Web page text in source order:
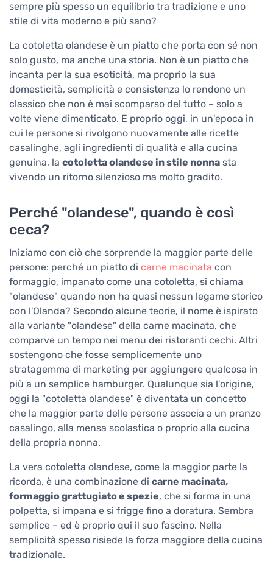
sempre più spesso un equilibrio tra tradizione e uno
stile di vita moderno e più sano?
La cotoletta olandese è un piatto che porta con sé non
solo gusto, ma anche una storia. Non è un piatto che
incanta per la sua esoticità, ma proprio la sua
domesticità, semplicità e consistenza lo rendono un
classico che non è mai scomparso del tutto – solo a
volte viene dimenticato. E proprio oggi, in un'epoca in
cui le persone si rivolgono nuovamente alle ricette
casalinghe, agli ingredienti di qualità e alla cucina
genuina, la cotoletta olandese in stile nonna sta
vivendo un ritorno silenzioso ma molto gradito.
Perché "olandese", quando è così
ceca?
Iniziamo con ciò che sorprende la maggior parte delle
persone: perché un piatto di carne macinata con
formaggio, impanato come una cotoletta, si chiama
"olandese" quando non ha quasi nessun legame storico
con l'Olanda? Secondo alcune teorie, il nome è ispirato
alla variante "olandese" della carne macinata, che
comparve un tempo nei menu dei ristoranti cechi. Altri
sostengono che fosse semplicemente uno
stratagemma di marketing per aggiungere qualcosa in
più a un semplice hamburger. Qualunque sia l'origine,
oggi la "cotoletta olandese" è diventata un concetto
che la maggior parte delle persone associa a un pranzo
casalingo, alla mensa scolastica o proprio alla cucina
della propria nonna.
La vera cotoletta olandese, come la maggior parte la
ricorda, è una combinazione di carne macinata,
formaggio grattugiato e spezie, che si forma in una
polpetta, si impana e si frigge fino a doratura. Sembra
semplice – ed è proprio qui il suo fascino. Nella
semplicità spesso risiede la forza maggiore della cucina
tradizionale.